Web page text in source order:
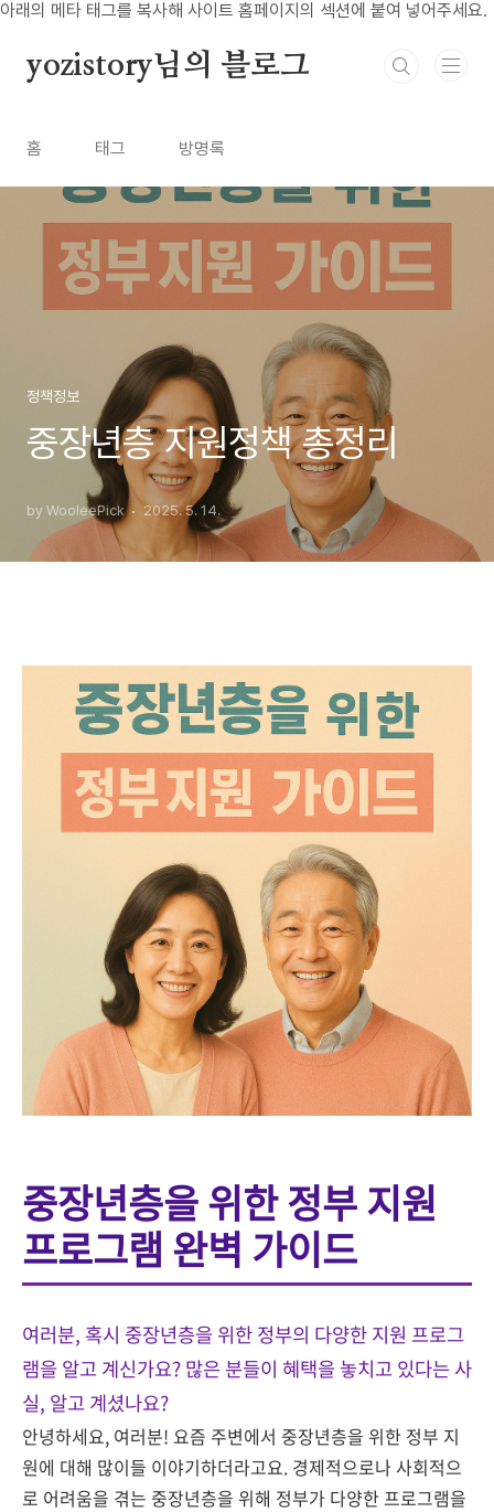
아래의 메타 태그를 복사해 사이트 홈페이지의 섹션에 붙여 넣어주세요.
본문 바로가기
yozistory님의 블로그
홈 태그 방명록
정책정보
중장년층 지원정책 총정리
by WooleePick 2025. 5. 14.
중장년층을 위한 정부 지원
프로그램 완벽 가이드
여러분, 혹시 중장년층을 위한 정부의 다양한 지원 프로그
램을 알고 계신가요? 많은 분들이 혜택을 놓치고 있다는 사
실, 알고 계셨나요?
안녕하세요, 여러분! 요즘 주변에서 중장년층을 위한 정부 지
원에 대해 많이들 이야기하더라고요. 경제적으로나 사회적으
로 어려움을 겪는 중장년층을 위해 정부가 다양한 프로그램을